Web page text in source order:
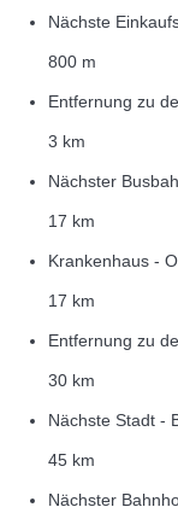
Nächste
800 m
Entfernung zu
3 km
Nächster
17 km
Krankenhaus -
17 km
Entfernung zu
30 km
Nächste Stadt -
45 km
Nächster